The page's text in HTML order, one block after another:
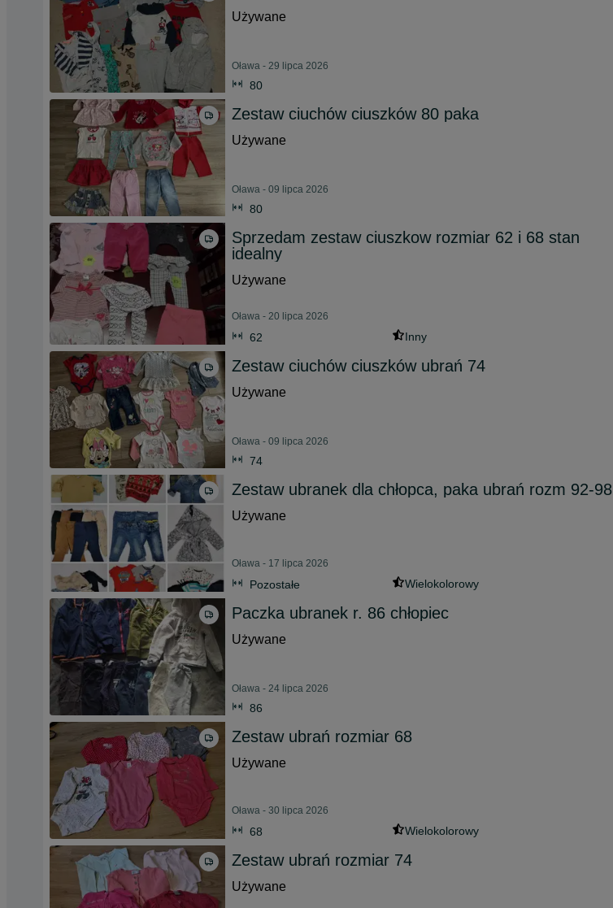
Używane
Oława - 29 lipca 2026
80
Zestaw ciuchów ciuszków 80 paka
Używane
Oława - 09 lipca 2026
80
Sprzedam zestaw ciuszkow rozmiar 62 i 68 stan
idealny
Używane
Oława - 20 lipca 2026
62 Inny
Zestaw ciuchów ciuszków ubrań 74
Używane
Oława - 09 lipca 2026
74
Zestaw ubranek dla chłopca, paka ubrań rozm 92-98
Używane
Oława - 17 lipca 2026
Pozostałe Wielokolorowy
Paczka ubranek r. 86 chłopiec
Używane
Oława - 24 lipca 2026
86
Zestaw ubrań rozmiar 68
Używane
Oława - 30 lipca 2026
68 Wielokolorowy
Zestaw ubrań rozmiar 74
Używane